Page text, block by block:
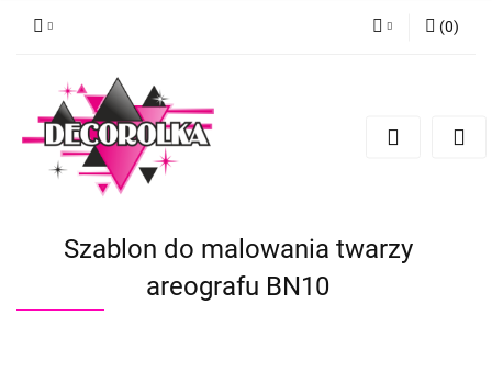
Dodaj zgłoszenie
(0)
Szablon do malowania twarzy
areografu BN10